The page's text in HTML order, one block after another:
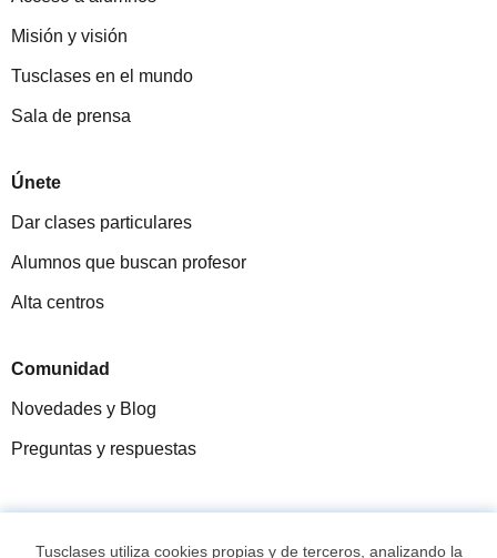
Misión y visión
Tusclases en el mundo
Sala de prensa
Únete
Dar clases particulares
Alumnos que buscan profesor
Alta centros
Comunidad
Novedades y Blog
Preguntas y respuestas
Fantástica★★★★★ 9,5/10
Tusclases utiliza cookies propias y de terceros, analizando la